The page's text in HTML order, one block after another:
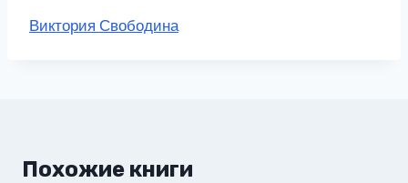
Метки
Виктория Свободина
Похожие книги